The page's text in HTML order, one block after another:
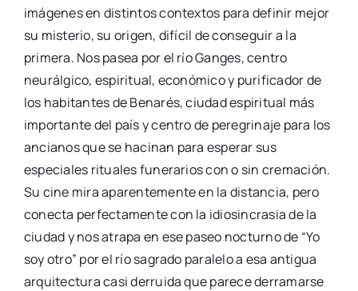
imágenes en distintos contextos para definir mejor
su misterio, su origen, difícil de conseguir a la
primera. Nos pasea por el río Ganges, centro
neurálgico, espiritual, económico y purificador de
los habitantes de Benarés, ciudad espiritual más
importante del país y centro de peregrinaje para los
ancianos que se hacinan para esperar sus
especiales rituales funerarios con o sin cremación.
Su cine mira aparentemente en la distancia, pero
conecta perfectamente con la idiosincrasia de la
ciudad y nos atrapa en ese paseo nocturno de “Yo
soy otro” por el río sagrado paralelo a esa antigua
arquitectura casi derruida que parece derramarse